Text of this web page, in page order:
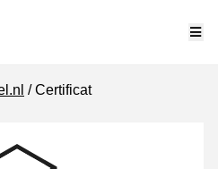
Certificat